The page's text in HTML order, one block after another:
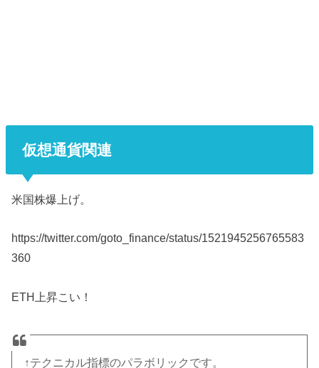
仮想通貨関連
米国株爆上げ。
https://twitter.com/goto_finance/status/1521945256765583
360
ETH上昇こい！
↑テクニカル指標のパラボリックです。